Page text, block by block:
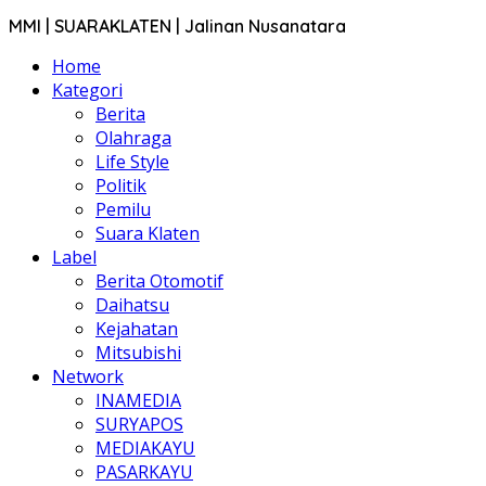
MMI | SUARAKLATEN | Jalinan Nusanatara
Home
Kategori
Berita
Olahraga
Life Style
Politik
Pemilu
Suara Klaten
Label
Berita Otomotif
Daihatsu
Kejahatan
Mitsubishi
Network
INAMEDIA
SURYAPOS
MEDIAKAYU
PASARKAYU